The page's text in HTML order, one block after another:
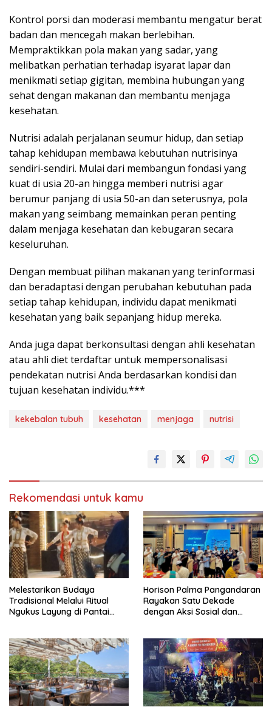
Kontrol porsi dan moderasi membantu mengatur berat
badan dan mencegah makan berlebihan.
Mempraktikkan pola makan yang sadar, yang
melibatkan perhatian terhadap isyarat lapar dan
menikmati setiap gigitan, membina hubungan yang
sehat dengan makanan dan membantu menjaga
kesehatan.
Nutrisi adalah perjalanan seumur hidup, dan setiap
tahap kehidupan membawa kebutuhan nutrisinya
sendiri-sendiri. Mulai dari membangun fondasi yang
kuat di usia 20-an hingga memberi nutrisi agar
berumur panjang di usia 50-an dan seterusnya, pola
makan yang seimbang memainkan peran penting
dalam menjaga kesehatan dan kebugaran secara
keseluruhan.
Dengan membuat pilihan makanan yang terinformasi
dan beradaptasi dengan perubahan kebutuhan pada
setiap tahap kehidupan, individu dapat menikmati
kesehatan yang baik sepanjang hidup mereka.
Anda juga dapat berkonsultasi dengan ahli kesehatan
atau ahli diet terdaftar untuk mempersonalisasi
pendekatan nutrisi Anda berdasarkan kondisi dan
tujuan kesehatan individu.***
kekebalan tubuh kesehatan menjaga nutrisi
Rekomendasi untuk kamu
Melestarikan Budaya
Tradisional Melalui Ritual
Ngukus Layung di Pantai
Horison Palma Pangandaran
Rayakan Satu Dekade
dengan Aksi Sosial dan